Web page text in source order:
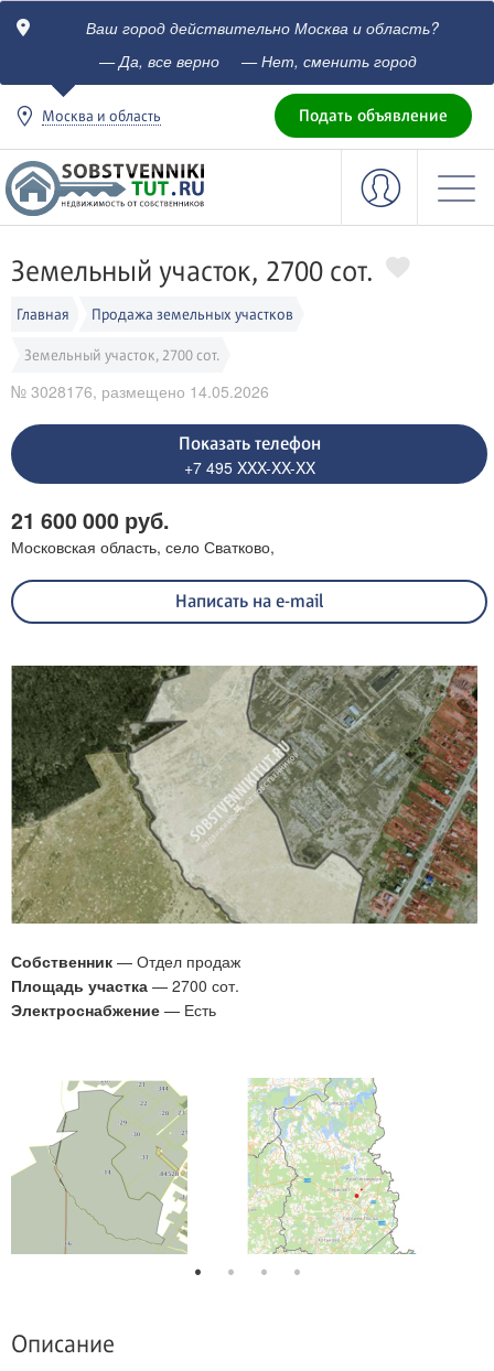
c
Ваш город действительно Москва и область?
— Да, все верно
— Нет, сменить город
Москва и область Подать объявление
Земельный участок, 2700 сот.
Главная Продажа земельных участков
Земельный участок, 2700 сот.
№ 3028176, размещено 14.05.2026
Показать телефон
+7 495 XXX-XX-XX
21 600 000 руб.
Московская область, село Сватково,
Написать на e-mail
Собственник — Отдел продаж
Площадь участка — 2700 сот.
Электроснабжение — Есть
Описание